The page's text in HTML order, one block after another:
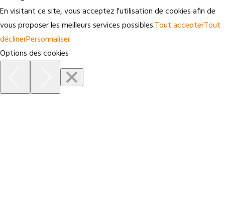
En visitant ce site, vous acceptez l'utilisation de cookies afin de
vous proposer les meilleurs services possibles.Tout accepterTout
déclinerPersonnaliser
Options des cookies